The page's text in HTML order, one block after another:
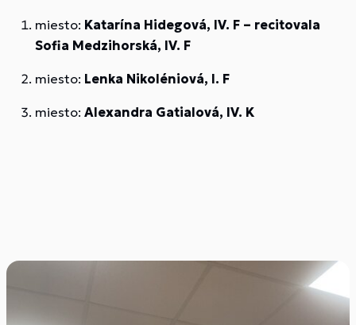
miesto: Katarína Hidegová, IV. F – recitovala
Sofia Medzihorská, IV. F
miesto: Lenka Nikoléniová, I. F
miesto: Alexandra Gatialová, IV. K